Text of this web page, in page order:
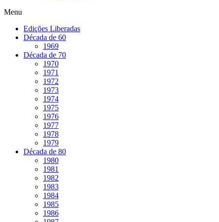
Menu
Edições Liberadas
Década de 60
1969
Década de 70
1970
1971
1972
1973
1974
1975
1976
1977
1978
1979
Década de 80
1980
1981
1982
1983
1984
1985
1986